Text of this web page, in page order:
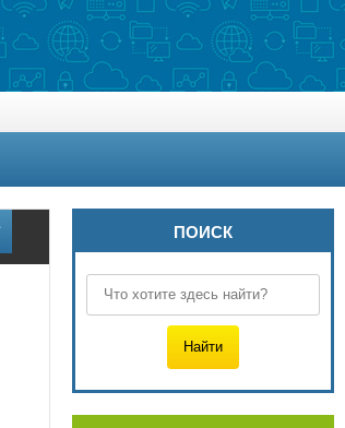
ПОИСК